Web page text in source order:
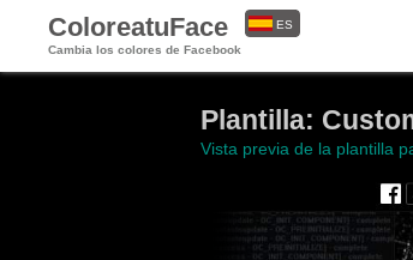
ColoreatuFace
Cambia los colores de Facebook
ES
Plantilla:
Vista previa de la plantilla